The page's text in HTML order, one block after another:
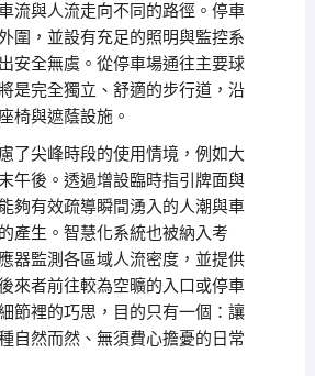
流與人流走向不同的路徑。停車
圍，並設有充足的照明與監控系
安全無虞。從停車場通往主要球
是完全獨立、舒適的步行道，沿
椅與遮蔭設施。
了尖峰時段的使用情境，例如大
午後。透過增設臨時指引牌面與
夠有效疏導瞬間湧入的人潮與車
產生。智慧化系統也被納入考
器監測各區域人流密度，並提供
來者前往較為空曠的入口或停車
節裡的巧思，目的只有一個：讓
自然而然、無須費心擔憂的日常